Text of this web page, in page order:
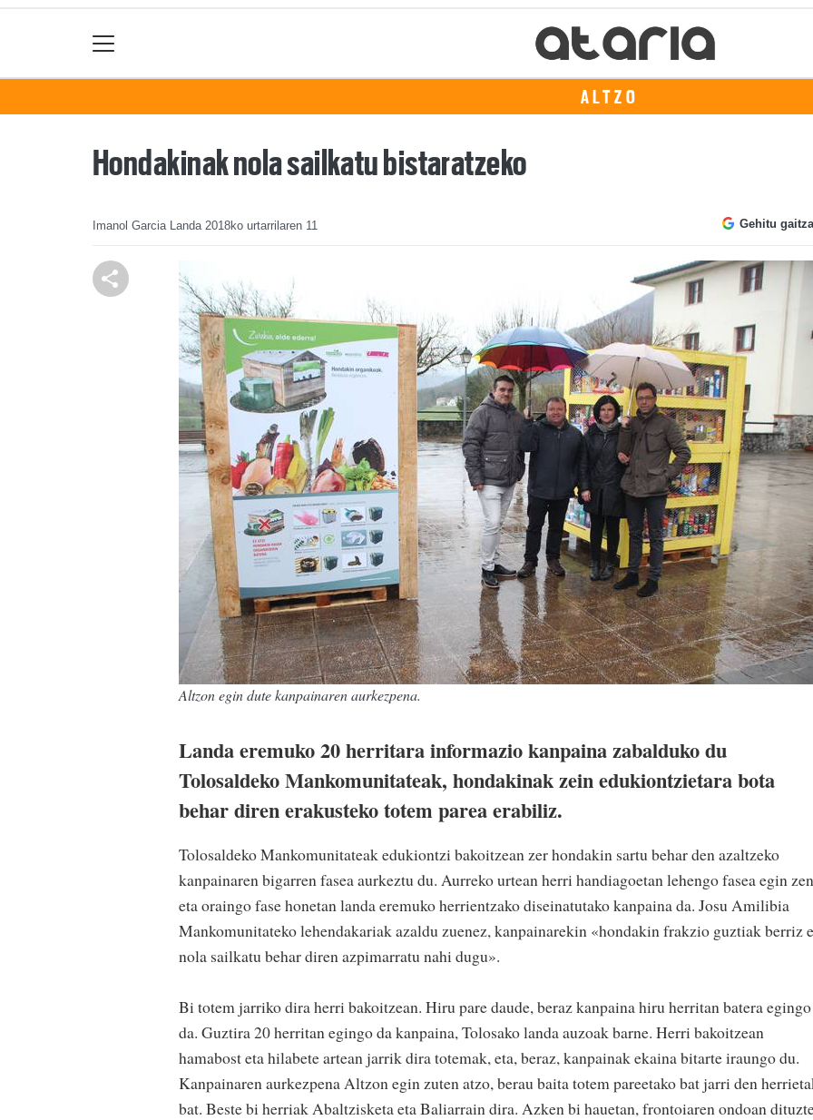
ALTZO
Hondakinak nola sailkatu bistaratzeko
Imanol Garcia Landa 2018ko urtarrilaren 11 Gehitu
Altzon egin dute kanpainaren aurkezpena.
Landa eremuko 20 herritara informazio kanpaina zabalduko du
Tolosaldeko Mankomunitateak, hondakinak zein edukiontzietara bota
behar diren erakusteko totem parea erabiliz.
Tolosaldeko Mankomunitateak edukiontzi bakoitzean zer hondakin sartu behar den azaltzeko
kanpainaren bigarren fasea aurkeztu du. Aurreko urtean herri handiagoetan lehengo fasea egin
eta oraingo fase honetan landa eremuko herrientzako diseinatutako kanpaina da. Josu Amilibia
Mankomunitateko lehendakariak azaldu zuenez, kanpainarekin «hondakin frakzio guztiak berriz
nola sailkatu behar diren azpimarratu nahi dugu».
Bi totem jarriko dira herri bakoitzean. Hiru pare daude, beraz kanpaina hiru herritan batera egingo
da. Guztira 20 herritan egingo da kanpaina, Tolosako landa auzoak barne. Herri bakoitzean
hamabost eta hilabete artean jarrik dira totemak, eta, beraz, kanpainak ekaina bitarte iraungo du.
Kanpainaren aurkezpena Altzon egin zuten atzo, berau baita totem pareetako bat jarri den
bat. Beste bi herriak Abaltzisketa eta Baliarrain dira. Azken bi hauetan, frontoiaren ondoan